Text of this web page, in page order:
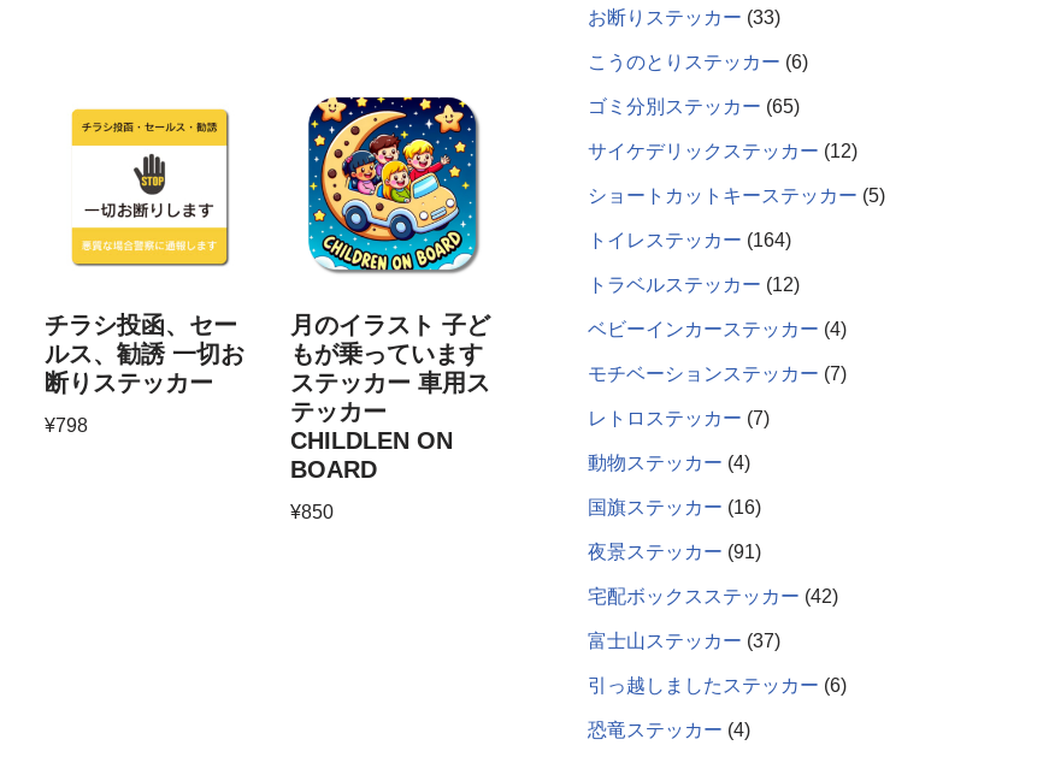
チラシ投函、セー
ルス、勧誘 一切お
断りステッカー
¥798
月のイラスト 子ど
もが乗っています
ステッカー 車用ス
テッカー
CHILDLEN ON
BOARD
¥850
お断りステッカー 33
こうのとりステッカー 6
ゴミ分別ステッカー 65
サイケデリックステッカー 12
ショートカットキーステッカー 5
トイレステッカー 164
トラベルステッカー 12
ベビーインカーステッカー 4
モチベーションステッカー 7
レトロステッカー 7
動物ステッカー 4
国旗ステッカー 16
夜景ステッカー 91
宅配ボックスステッカー 42
富士山ステッカー 37
引っ越しましたステッカー 6
恐竜ステッカー 4